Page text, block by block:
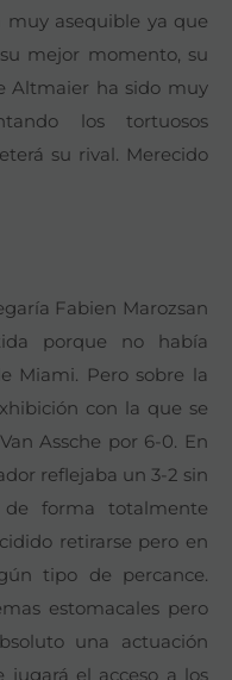
asequible ya que
mejor momento, su
Altmaier ha sido muy
los tortuosos
su rival. Merecido
Fabien Marozsan
porque no había
Miami. Pero sobre la
con la que se
Assche por 6-0. En
reflejaba un 3-2 sin
forma totalmente
retirarse pero en
tipo de percance.
estomacales pero
una actuación
jugará el acceso a los